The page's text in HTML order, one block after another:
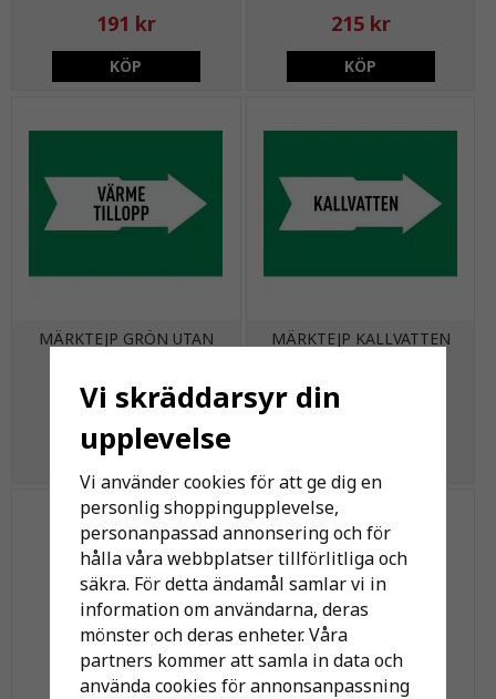
191 kr
KÖP
215 kr
KÖP
MÄRKTEJP GRÖN UTAN
388 kr
KÖP
MÄRKTEJP KALLVATTEN
221 kr
Vi skräddarsyr din
upplevelse
Vi använder cookies för att ge dig en
personlig shoppingupplevelse,
personanpassad annonsering och för
hålla våra webbplatser tillförlitliga och
säkra. För detta ändamål samlar vi in
information om användarna, deras
mönster och deras enheter. Våra
partners kommer att samla in data och
använda cookies för annonsanpassning